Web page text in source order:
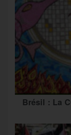
Brésil : La